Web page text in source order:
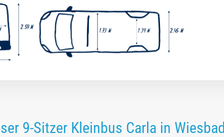
9-Sitzer Kleinbus Carla in